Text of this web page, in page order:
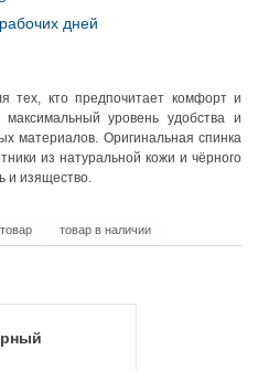
дней
тех, кто предпочитает комфорт и
максимальный уровень удобства и
материалов. Оригинальная спинка
из натуральной кожи и чёрного
и изящество.
товар в наличии